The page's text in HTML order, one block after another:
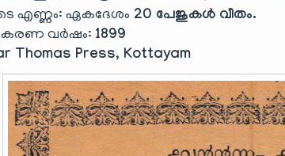
എണ്ണം: ഏകദേശം 20 പേജുകൾ വീതം.
വർഷം: 1899
Thomas Press, Kottayam